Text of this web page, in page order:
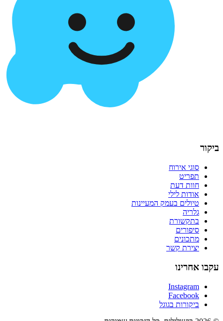
ביקור
סוגי אירוח
תפריט
חוות דעת
אודות לילי
טיולים בעמק המעיינות
גלריה
בתקשורת
סיפורים
מתכונים
יצירת קשר
עקבו אחרינו
Instagram
Facebook
ביקורות בגוגל